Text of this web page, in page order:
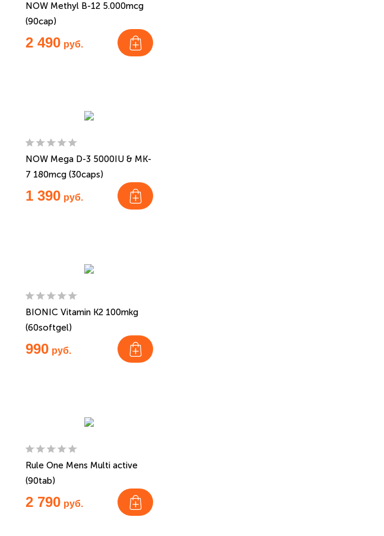
NOW Methyl B-12 5.000mcg
(90cap)
2 490 руб.
NOW Mega D-3 5000IU & MK-
7 180mcg (30caps)
1 390 руб.
BIONIC Vitamin K2 100mkg
(60softgel)
990 руб.
Rule One Mens Multi active
(90tab)
2 790 руб.